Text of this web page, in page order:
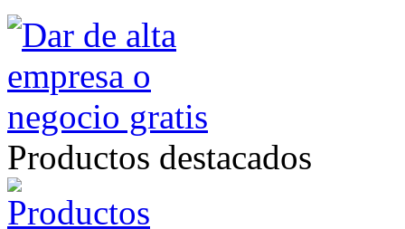
Productos destacados